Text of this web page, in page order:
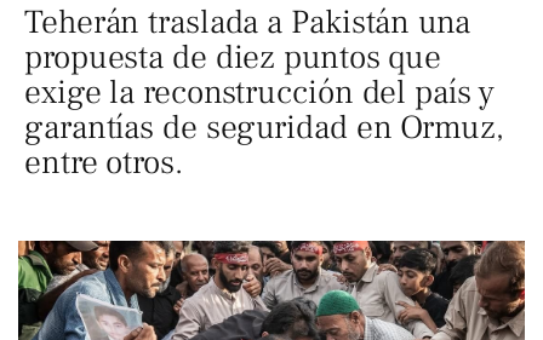
Teherán traslada a Pakistán una
propuesta de diez puntos que
exige la reconstrucción del país y
garantías de seguridad en Ormuz,
entre otros.